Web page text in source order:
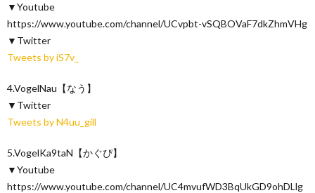
▼Youtube
https://www.youtube.com/channel/UCvpbt-vSQBOVaF7dkZhmVHg
▼Twitter
Tweets by iS7v_
4.VogelNau【なう】
▼Twitter
Tweets by N4uu_gill
5.VogelKa9taN【かぐぴ】
▼Youtube
https://www.youtube.com/channel/UC4mvufWD3BqUkGD9ohDLlg